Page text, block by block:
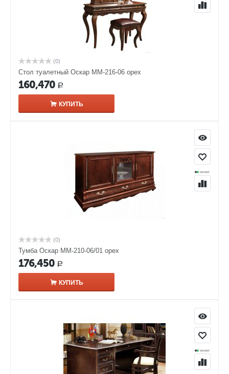
(0)
Стол туалетный Оскар ММ-216-06 орех
160,470 Р
КУПИТЬ
(0)
Тумба Оскар ММ-210-06/01 орех
176,450 Р
КУПИТЬ